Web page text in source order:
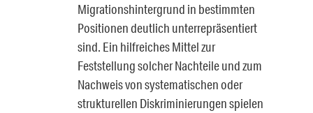
Migrationshintergrund in bestimmten
Positionen deutlich unterrepräsentiert
sind. Ein hilfreiches Mittel zur
Feststellung solcher Nachteile und zum
Nachweis von systematischen oder
strukturellen Diskriminierungen spielen